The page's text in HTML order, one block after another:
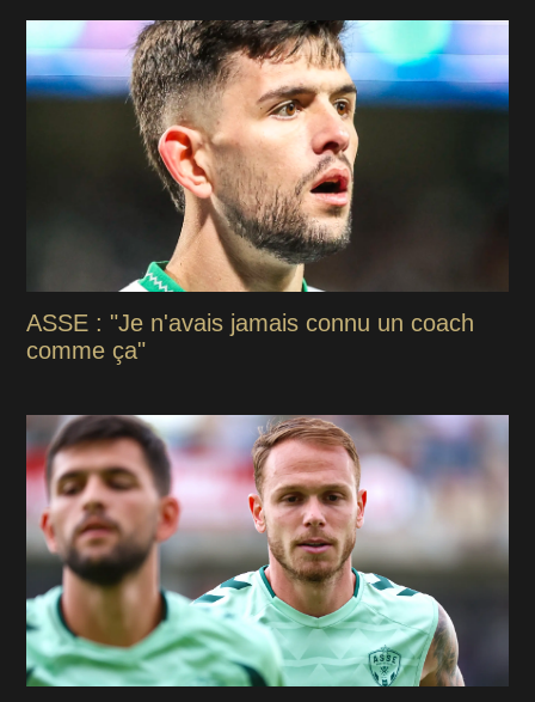
ASSE : "Je n'avais jamais connu un coach
comme ça"